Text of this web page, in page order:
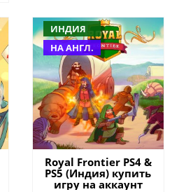
ИНДИЯ
НА АНГЛ.
Royal Frontier PS4 &
PS5 (Индия) купить
игру на аккаунт